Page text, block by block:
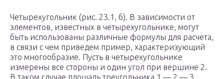
Четырехугольник (рис. 23.1, б). В зависимости от
элементов, известных в четырехугольнике, могут
быть использованы различные формулы для расчета,
в связи с чем приведем пример, характеризующий
это многообразие. Пусть в четырехугольнике
измерены все стороны и один угол при вершине 2.
В таком случае площадь треугольника 1 — 2 — 3